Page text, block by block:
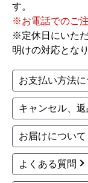
【その他感
工事対応は
１．５点は、
つ、愛想が良
最初から名
なにかも分
工事後は、
てて引き上
保障期間の
す。
※お電話でのご
※定休日にいた
明けの対応となり
お支払い方法に
キャンセル、
お届けについて
よくある質問